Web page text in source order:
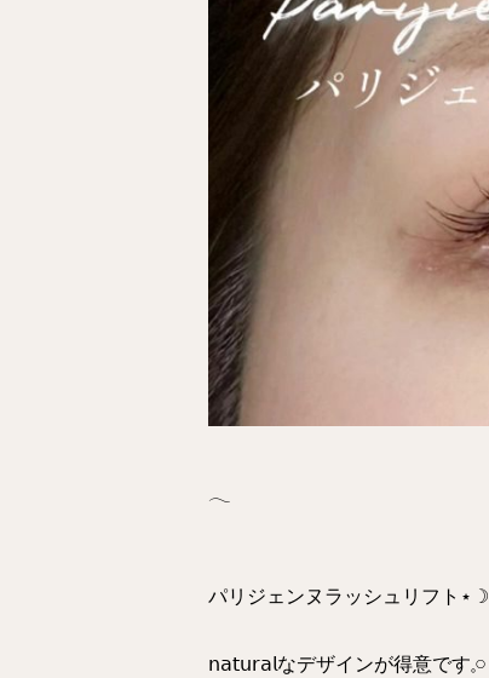
𓂃
パリジェンヌラッシュリフト⋆☽
𝗇𝖺𝗍𝗎𝗋𝖺𝗅なデザインが得意です𓈒𓏸︎︎︎︎